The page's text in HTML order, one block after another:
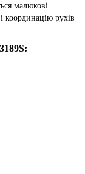
малюкові.
координацію рухів